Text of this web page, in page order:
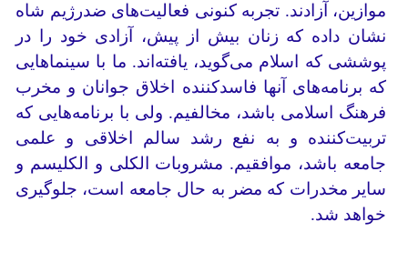
موازین، آزادند. تجربه کنونی فعالیت‌های ضدرژیم شاه
نشان داده که زنان بیش از پیش، آزادی خود را در
پوششی که اسلام می‌گوید، یافته‌اند. ما با سینماهایی
که برنامه‌های آنها فاسدکننده اخلاق جوانان و مخرب
فرهنگ اسلامی باشد، مخالفیم. ولی با برنامه‌هایی که
تربیت‌کننده و به نفع رشد سالم اخلاقی و علمی
جامعه باشد، موافقیم. مشروبات الکلی و الکلیسم و
سایر مخدرات که مضر به حال جامعه است، جلوگیری
خواهد شد.